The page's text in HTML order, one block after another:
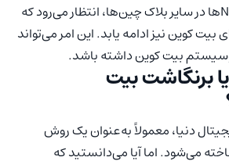
با افزایش علاقه به NFTها در سایر بلاک چین‌ها، انتظار می‌رود که
کوین نیز ادامه یابد. این امر می‌تواند
بیت کوین داشته باشد.
برنگاشت بیت
دنیا، معمولاً به‌عنوان یک روش
می‌شود. اما آیا می‌دانستید که